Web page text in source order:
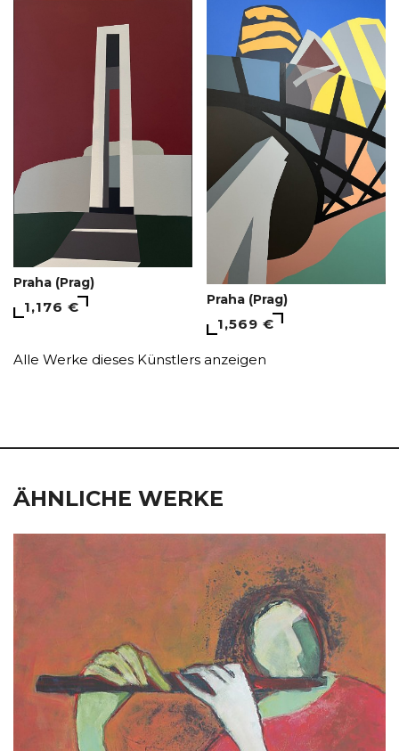
Praha (Prag)
1,176 € Praha (Prag)
1,569 €
Alle Werke dieses Künstlers anzeigen
ÄHNLICHE WERKE